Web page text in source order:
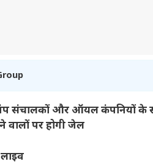
संचालकों और ऑयल कंपनियों के
वालों पर होगी जेल